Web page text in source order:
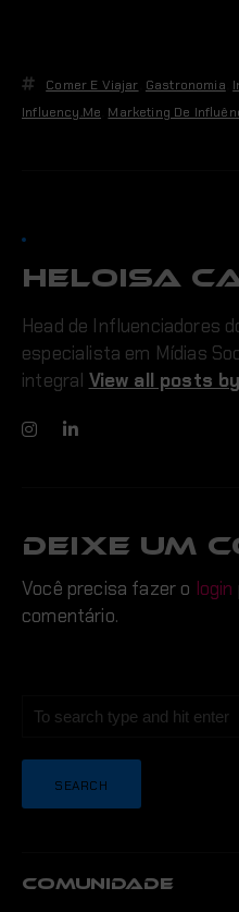
Comer E Viajar Gastronomia
Influency.me Marketing De
Heloisa
Head de Influenciadores
especialista em Mídias
integral View all posts
DEIXE UM
Você precisa fazer o login
comentário.
COMUNIDADE